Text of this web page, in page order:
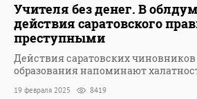
Учителя без денег. В
действия саратовского
преступными
Действия саратовских
образования напоминают
19 февраля 2025 8419